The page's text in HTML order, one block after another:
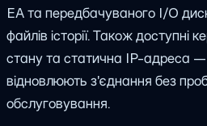
EA та передбачуваного I/O
файлів історії. Також доступні
стану та статична IP-адреса —
відновлюють з'єднання без
обслуговування.